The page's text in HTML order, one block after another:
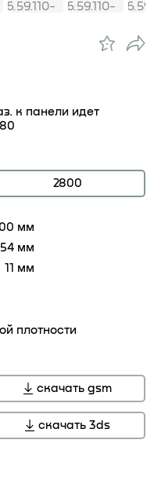
к панели идет
2800
мм
мм
11 мм
плотности
скачать gsm
скачать 3ds